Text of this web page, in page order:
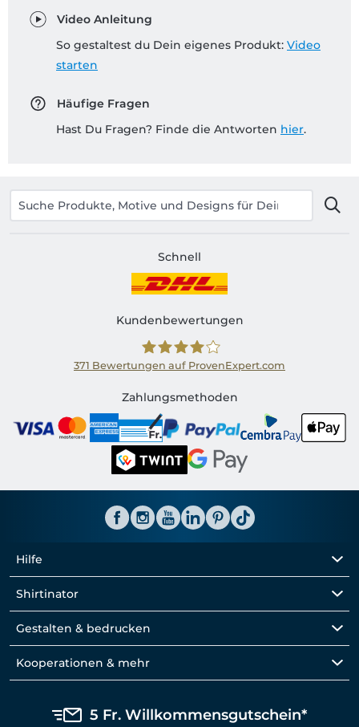
Video Anleitung
So gestaltest du Dein eigenes Produkt: Video
starten
Häufige Fragen
Hast Du Fragen? Finde die Antworten hier.
Schnell
Kundenbewertungen
Shirtinator CH
371 Bewertungen auf ProvenExpert.com
Zahlungsmethoden
Hilfe
Shirtinator
Gestalten & bedrucken
Kooperationen & mehr
5 Fr. Willkommensgutschein*